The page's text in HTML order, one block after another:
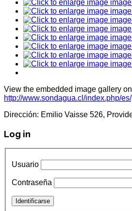
View the embedded image gallery
http://www.sondagua.cl/index.php/
Dirección: Emilio Vaisse 526,
Log in
Usuario
Contraseña